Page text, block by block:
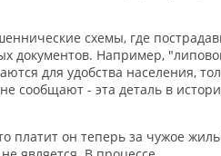
схемы, где
документов. Например,
для удобства населения,
сообщают - эта деталь в
платит он теперь за чужое